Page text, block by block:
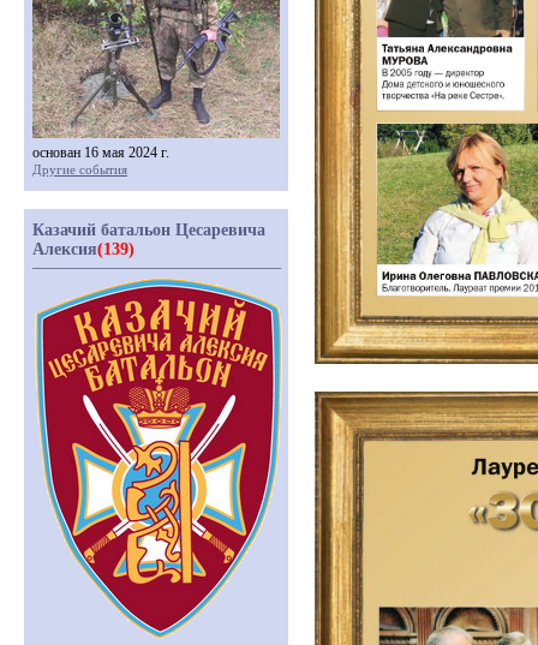
основан 16 мая 2024 г.
Другие события
Казачий батальон Цесаревича
Алексия(139)